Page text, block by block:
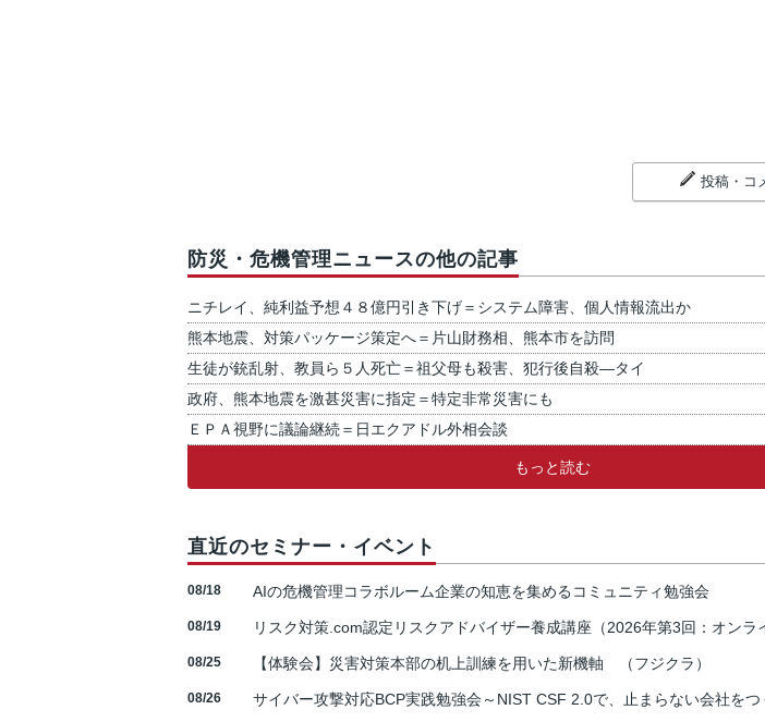
投稿・コ
防災・危機管理ニュースの他の記事
ニチレイ、純利益予想４８億円引き下げ＝システム障害、個人情報流出か
熊本地震、対策パッケージ策定へ＝片山財務相、熊本市を訪問
生徒が銃乱射、教員ら５人死亡＝祖父母も殺害、犯行後自殺―タイ
政府、熊本地震を激甚災害に指定＝特定非常災害にも
ＥＰＡ視野に議論継続＝日エクアドル外相会談
もっと読む
直近のセミナー・イベント
08/18 AIの危機管理コラボルーム企業の知恵を集めるコミュニティ勉強会
08/19 リスク対策.com認定リスクアドバイザー養成講座（2026年第3回：オンラ
08/25 【体験会】災害対策本部の机上訓練を用いた新機軸 （フジクラ）
08/26 サイバー攻撃対応BCP実践勉強会～NIST CSF 2.0で、止まらない会社をつ